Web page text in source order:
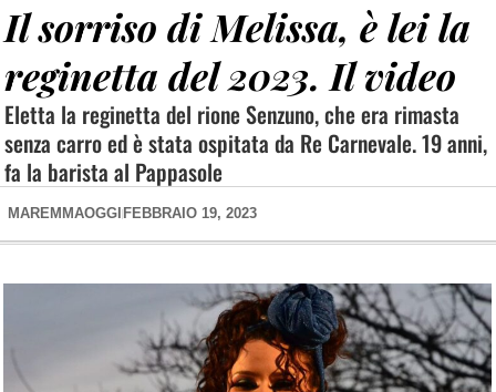
Il sorriso di Melissa, è lei la
reginetta del 2023. Il video
Eletta la reginetta del rione Senzuno, che era rimasta
senza carro ed è stata ospitata da Re Carnevale. 19 anni,
fa la barista al Pappasole
MAREMMAOGGI FEBBRAIO 19, 2023